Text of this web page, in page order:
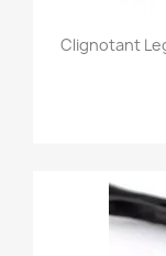
Clignotant